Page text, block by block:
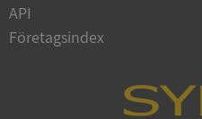
API
Företagsindex